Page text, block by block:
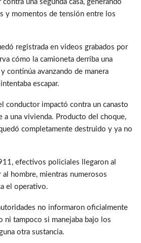
una segunda casa, generando
y momentos de tensión entre los
registrada en videos grabados por
cómo la camioneta derriba una
continúa avanzando de manera
escapar.
conductor impactó contra un canasto
a una vivienda. Producto del choque,
completamente destruido y ya no
efectivos policiales llegaron al
al hombre, mientras numerosos
el operativo.
no informaron oficialmente
ni tampoco si manejaba bajo los
otra sustancia.